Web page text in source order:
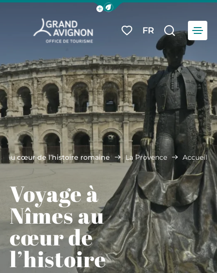
Afficher la barre de navigation du
Mes favoris
FR
Je
Menu
Accueil
La Provence
au cœur de l’histoire romaine
Voyage à
Nîmes au
cœur de
l’histoire